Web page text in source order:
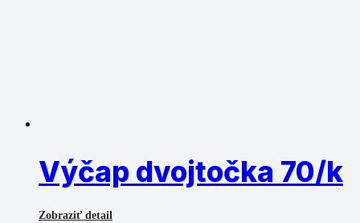
Výčap dvojtočka 70/k
Zobraziť detail